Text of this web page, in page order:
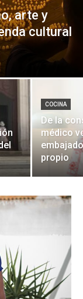
arte y
cultural
COCINA
De la
médico
propio